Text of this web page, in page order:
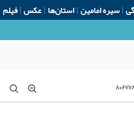
سیره امامین استان‌ها عکس فیلم